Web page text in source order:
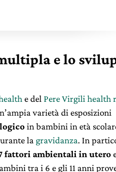
e lo
e del Pere Virgili health
varietà di esposizioni
in bambini in età
la gravidanza. In
fattori ambientali in utero
tra i 6 e gli 11 anni